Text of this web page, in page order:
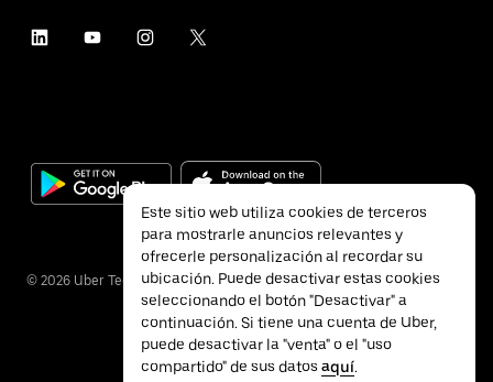
© 2026 Uber Technologies Inc.
Este sitio web utiliza cookies de terceros
para mostrarle anuncios relevantes y
ofrecerle personalización al recordar su
ubicación. Puede desactivar estas cookies
seleccionando el botón "Desactivar" a
continuación. Si tiene una cuenta de Uber,
puede desactivar la "venta" o el "uso
compartido" de sus datos aquí.